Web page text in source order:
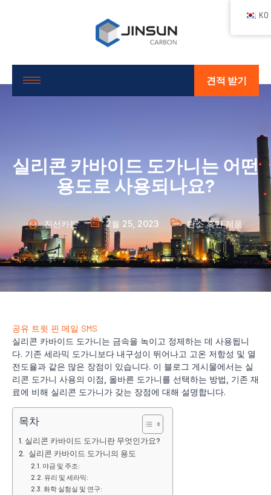
견적 받기
실리콘 카바이드 도가니는 어떤
용도로 사용되나요?
진선카본 2월 25, 2023 탄소 흑연 제품
공유 트윗 핀 메일 SMS
실리콘 카바이드 도가니는 금속을 녹이고 정제하는 데 사용됩니
다. 기존 세라믹 도가니보다 내구성이 뛰어나고 고온 저항성 및 열
전도율과 같은 많은 장점이 있습니다. 이 블로그 게시물에서는 실
리콘 도가니 사용의 이점, 올바른 도가니를 선택하는 방법, 기존 재
료에 비해 실리콘 도가니가 갖는 장점에 대해 설명합니다.
목차
실리콘 카바이드 도가니란 무엇인가요?
실리콘 카바이드 도가니의 용도
야금 및 주조:
유리 및 세라믹:
화학 실험실 및 연구:
KO